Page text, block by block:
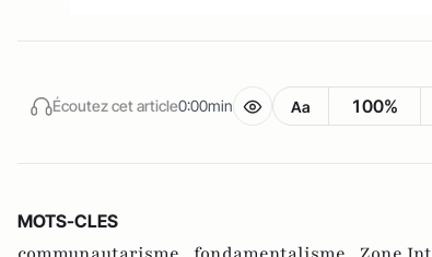
Écoutez cet article0:00min Aa 100%
MOTS-CLES